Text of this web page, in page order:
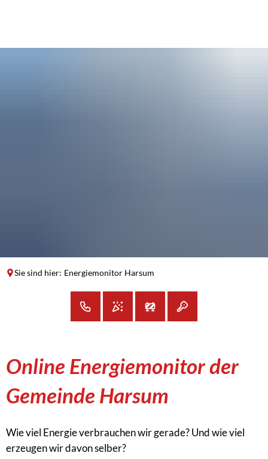
Sie sind hier: Energiemonitor Harsum
Online Energiemonitor der
Gemeinde Harsum
Wie viel Energie verbrauchen wir gerade? Und wie viel
erzeugen wir davon selber?